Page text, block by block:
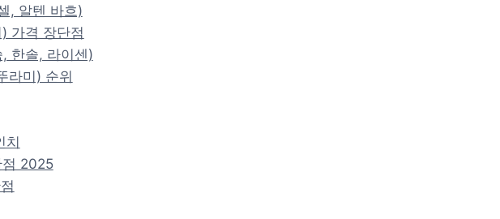
, 알텐 바흐)
가격 장단점
한솔, 라이센)
라미) 순위
치
점 2025